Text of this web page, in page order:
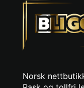
Norsk